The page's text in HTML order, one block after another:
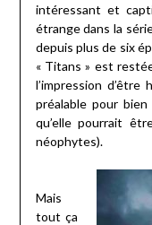
intéressant et
étrange dans la
depuis plus de six
« Titans » est
l’impression d’être
préalable pour
qu’elle pourrait
néophytes).
Mais
tout ça